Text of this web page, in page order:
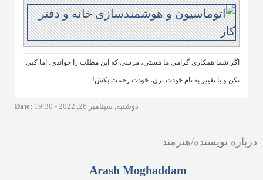
اگر شما همکاری گرامی ما هستی، مرسی که این مطلب را خواندی، اما کپی
نکن و با تغییر به نام خودت نزن، خودت زحمت بکش!
Date: دوشنبه, سپتامبر 26, 2022 - 19:30
درباره نویسنده/هنرمند
Arash Moghaddam